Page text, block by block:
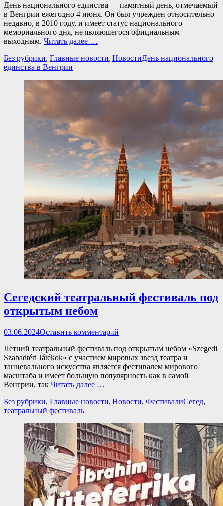
День национального единства — памятный день, отмечаемый
в Венгрии ежегодно 4 июня. Он был учрежден относительно
недавно, в 2010 году, и имеет статус национального
мемориального дня, не являющегося официальным
выходным. Читать далее …
Категории
Без рубрики, Главные новости, НовостиТеги
День национального
единства в Венгрии
Сегедский театральный фестиваль под
открытым небом
Опубликовано
03.06.2024Оставить комментарий
Летний театральный фестиваль под открытым небом «Szegedi
Szabadtéri Játékok» с участием мировых звезд театра и
танцевального искусства является фестивалем мирового
масштаба и имеет большую популярность как в самой
Венгрии, так Читать далее …
Категории
Без рубрики, Главные новости, Новости, ФестивалиТеги
Сегед,
театральный фестиваль